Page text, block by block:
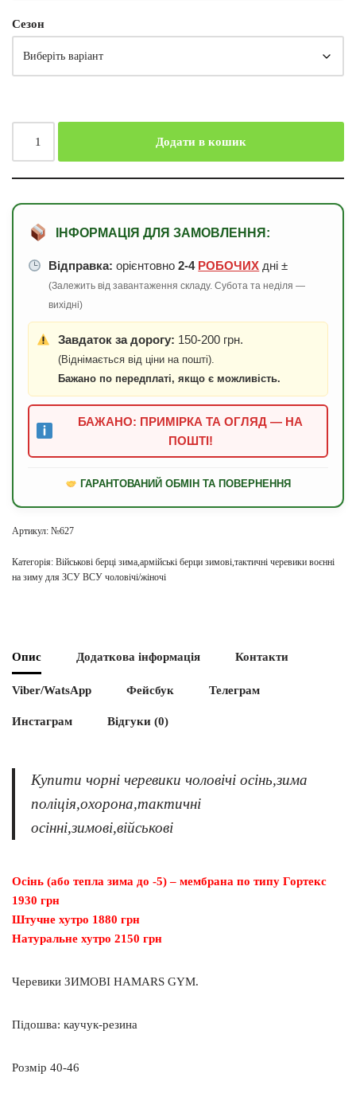
Сезон
Додати в кошик
ІНФОРМАЦІЯ ДЛЯ ЗАМОВЛЕННЯ:
Відправка: орієнтовно2-4 РОБОЧИХ дні ±
(Залежить від завантаження складу. Субота та неділя —
вихідні)
Завдаток за дорогу: 150-200 грн.
(Віднімається від ціни на пошті).
Бажано по передплаті, якщо є можливість.
БАЖАНО: ПРИМІРКА ТА ОГЛЯД — НА
ПОШТІ!
ГАРАНТОВАНИЙ ОБМІН ТА ПОВЕРНЕННЯ
Артикул: №627
Категорія: Військові берці зима,армійські берци зимові,тактичні черевики воєнні
на зиму для ЗСУ ВСУ чоловічі/жіночі
Опис Додаткова інформація Контакти
Viber/WatsApp Фейсбук Телеграм
Инстаграм Відгуки (0)
Купити чорні черевики чоловічі осінь,зима
поліція,охорона,тактичні
осінні,зимові,військові
Осінь (або тепла зима до -5) – мембрана по типу Гортекс
1930 грн
Штучне хутро 1880 грн
Натуральне хутро 2150 грн
Черевики ЗИМОВІ HAMARS GYM.
Підошва: каучук-резина
Розмір 40-46